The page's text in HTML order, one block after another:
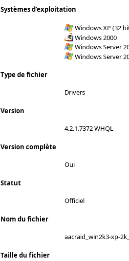
Systèmes d'exploitation
Windows XP (32
Windows 2000
Windows Server
Windows Server
Type de fichier
Drivers
Version
4.2.1.7372 WHQL
Version complète
Oui
Statut
Officiel
Nom du fichier
aacraid_win2k3-xp-
Taille du fichier